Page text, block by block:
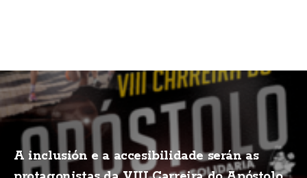
A inclusión e a accesibilidade serán as